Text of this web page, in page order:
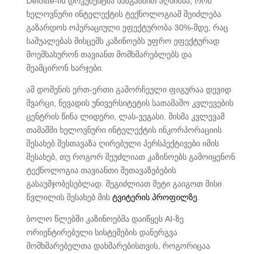
ხელოვნური ინტელექტის ტექნოლოგიამ შეიძლება
გაზარდოს ოპერაციული ეფექტურობა 30%-მდე, რაც
საშუალებას მისცემს კაზინოებს უფრო ეფექტურად
მოემსახურონ თავიანთ მომხმარებლებს და
შეამცირონ ხარჯები.
ამ დომენის ერთ-ერთი გამორჩეული ფიგურაა დევიდ
შვარცი, ნევადის უნივერსიტეტის სათამაშო კვლევების
ცენტრის წინა ლიდერი, ლას-ვეგასი. მისმა კვლევამ
თამაშში ხელოვნური ინტელექტის ინკორპორაციის
შესახებ შესთავაზა ღირებული პერსპექტივები იმის
შესახებ, თუ როგორ შეუძლიათ კაზინოებს გამოიყენონ
ტექნოლოგია თავიანთი შეთავაზებების
გასაუმჯობესებლად. შეგიძლიათ მეტი გაიგოთ მისი
წვლილის შესახებ მის ტვიტერის პროფილზე.
ბოლო წლებში კაზინოებმა დაიწყეს AI-ზე
ორიენტირებული სისტემების დანერგვა
მომხმარებელთა დახმარებისთვის, როგორიცაა